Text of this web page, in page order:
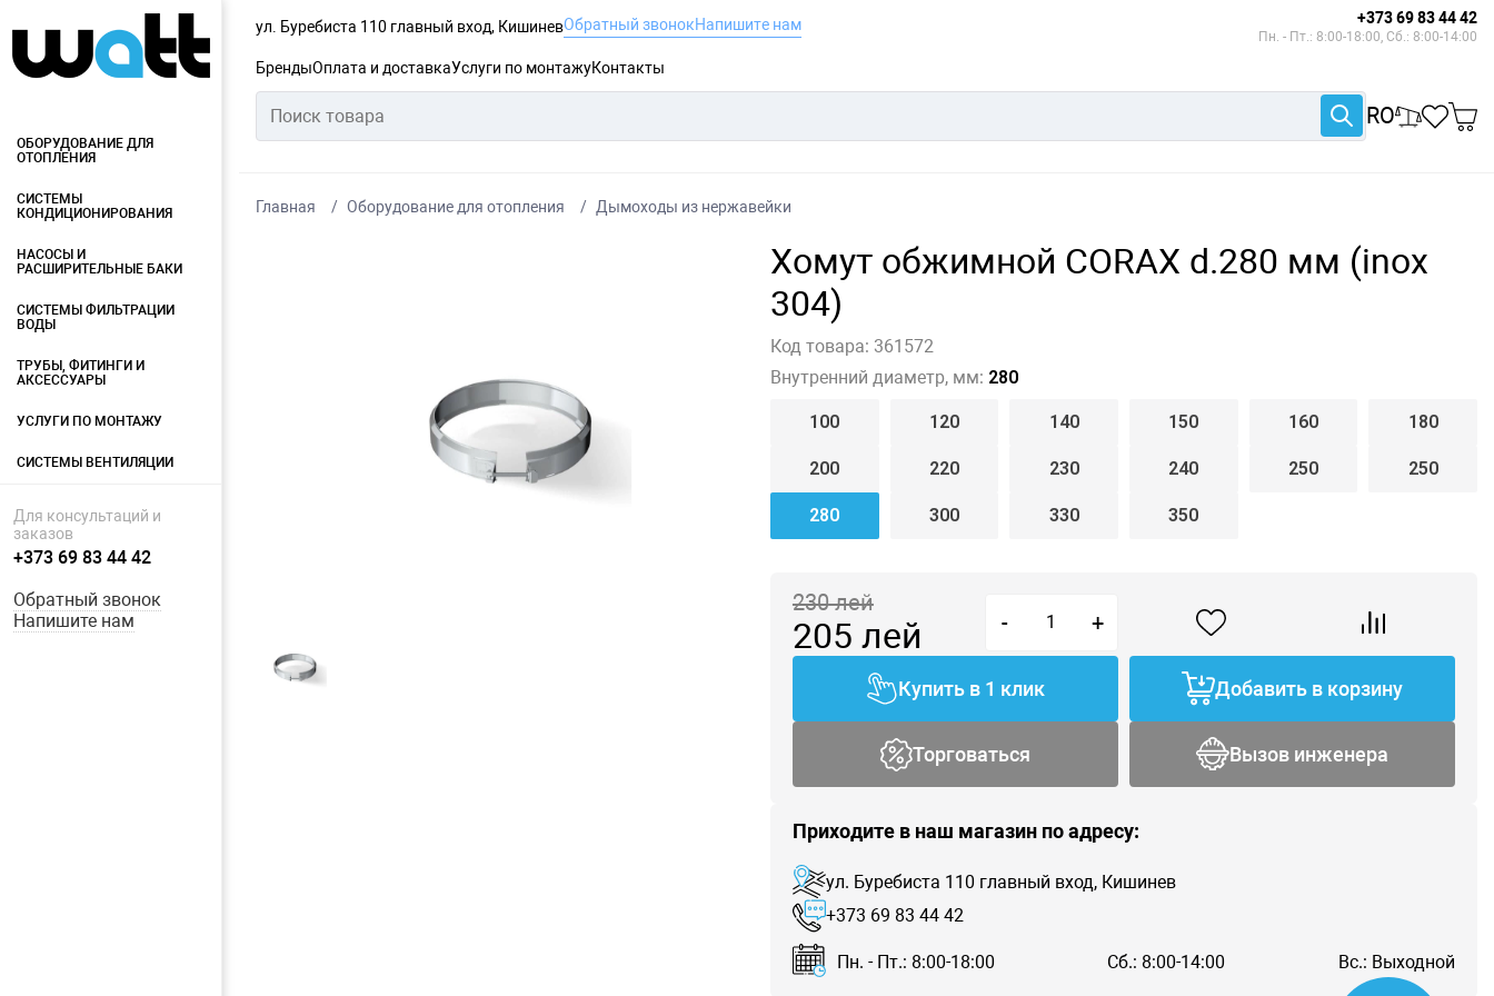
ул. Буребиста 110 главный вход, КишиневОбратный звонокНапишите нам +373 69 83 44 42
Пн. - Пт.: 8:00-18:00, Сб.: 8:00-14:00
БрендыОплата и доставкаУслуги по монтажуКонтакты
RO
ОБОРУДОВАНИЕ ДЛЯ
ОТОПЛЕНИЯ
СИСТЕМЫ
КОНДИЦИОНИРОВАНИЯ
НАСОСЫ И
РАСШИРИТЕЛЬНЫЕ БАКИ
СИСТЕМЫ ФИЛЬТРАЦИИ
ВОДЫ
ТРУБЫ, ФИТИНГИ И
АКСЕССУАРЫ
УСЛУГИ ПО МОНТАЖУ
СИСТЕМЫ ВЕНТИЛЯЦИИ
Для консультаций и
заказов
+373 69 83 44 42
Обратный звонок
Напишите нам
Главная Оборудование для отопления Дымоходы из нержавейки
Хомут обжимной CORAX d.280 мм (inox
304)
Код товара: 361572
Внутренний диаметр, мм: 280
100 120 140 150 160 180
200 220 230 240 250 250
280 300 330 350
230лей
205 лей - +
Купить в 1 клик Добавить в корзину
Торговаться Вызов инженера
Приходите в наш магазин по адресу:
ул. Буребиста 110 главный вход, Кишинев
+373 69 83 44 42
Пн. - Пт.: 8:00-18:00 Сб.: 8:00-14:00 Вс.: Выходной